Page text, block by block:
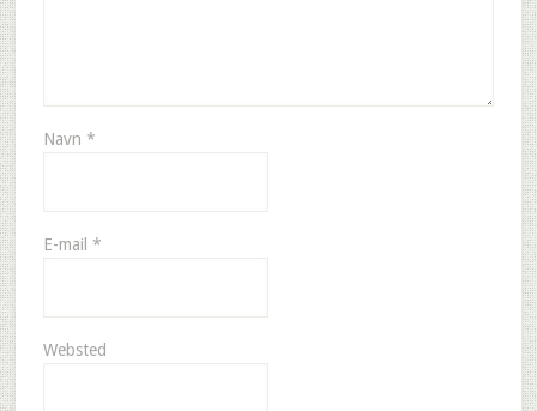
Navn *
E-mail *
Websted